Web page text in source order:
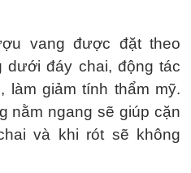
vang được đặt theo
dưới đáy chai, động tác
làm giảm tính thẩm mỹ.
nằm ngang sẽ giúp cặn
và khi rót sẽ không